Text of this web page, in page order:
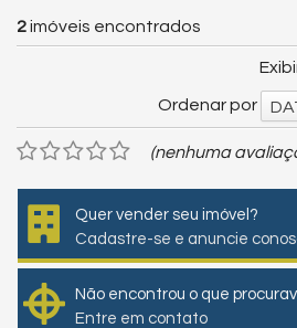
2imóveis encontrados
Ordenar por
(nenhuma
Quer vender seu imóvel?
Cadastre-se e anuncie
Não encontrou o que
Entre em contato